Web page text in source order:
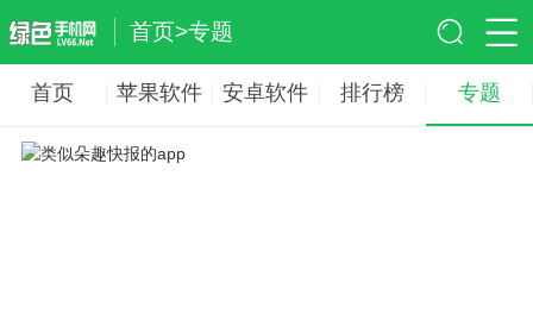
首页>专题
首页 苹果软件 安卓软件 排行榜 专题